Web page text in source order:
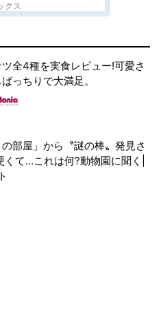
クス
全4種を実食レビュー!可愛さ
っちりで大満足。
の部屋」から〝謎の棒〟発見さ
て...これは何?動物園に聞く|